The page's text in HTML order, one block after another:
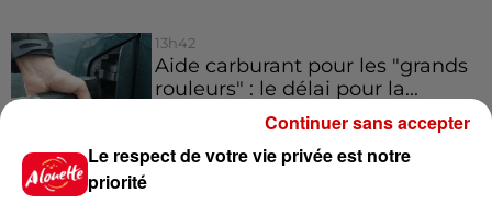
13h42
Aide carburant pour les "grands
rouleurs" : le délai pour la...
Le respect de votre vie privée est notre
priorité
Continuer sans accepter